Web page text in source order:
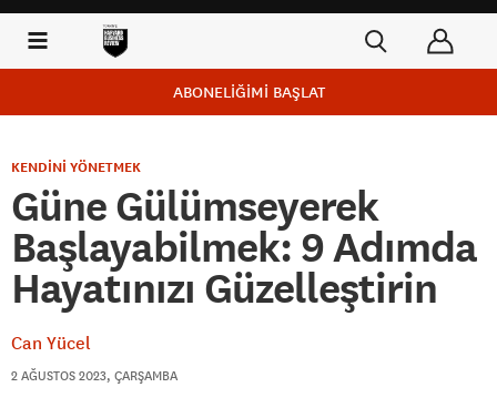
ABONELİĞİMİ BAŞLAT
KENDİNİ YÖNETMEK
Güne Gülümseyerek
Başlayabilmek: 9 Adımda
Hayatınızı Güzelleştirin
Can Yücel
2 AĞUSTOS 2023, ÇARŞAMBA